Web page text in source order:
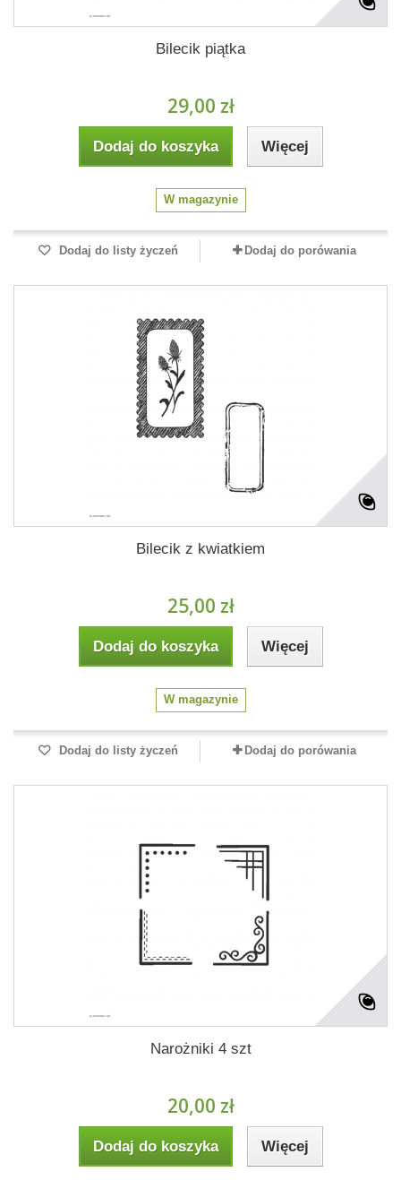
Bilecik piątka
29,00 zł
Dodaj do koszyka Więcej
W magazynie
Dodaj do listy życzeń Dodaj do porówania
Bilecik z kwiatkiem
25,00 zł
Dodaj do koszyka Więcej
W magazynie
Dodaj do listy życzeń Dodaj do porówania
Narożniki 4 szt
20,00 zł
Dodaj do koszyka Więcej